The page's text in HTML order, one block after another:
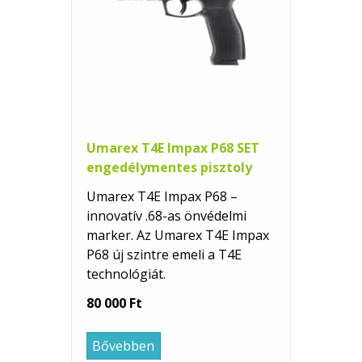
Umarex T4E Impax P68 SET
engedélymentes pisztoly
Umarex T4E Impax P68 –
innovatív .68-as önvédelmi
marker. Az Umarex T4E Impax
P68 új szintre emeli a T4E
technológiát.
80 000 Ft
Bővebben